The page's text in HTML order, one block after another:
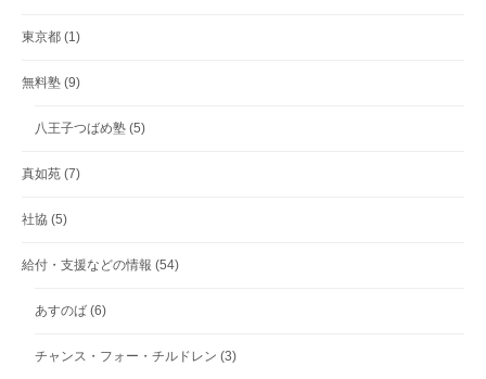
東京都 (1)
無料塾 (9)
八王子つばめ塾 (5)
真如苑 (7)
社協 (5)
給付・支援などの情報 (54)
あすのば (6)
チャンス・フォー・チルドレン (3)